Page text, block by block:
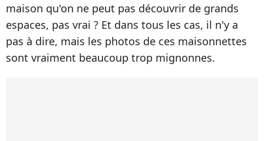
maison qu'on ne peut pas découvrir de grands
espaces, pas vrai ? Et dans tous les cas, il n'y a
pas à dire, mais les photos de ces maisonnettes
sont vraiment beaucoup trop mignonnes.